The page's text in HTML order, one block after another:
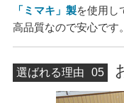
「ミマキ」製を使用し
高品質なので安心です。
選ばれる理由 05